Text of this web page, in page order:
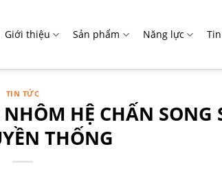
Giới thiệu Sản phẩm Năng lực
TIN TỨC
HỆ CHẤN SONG
THỐNG